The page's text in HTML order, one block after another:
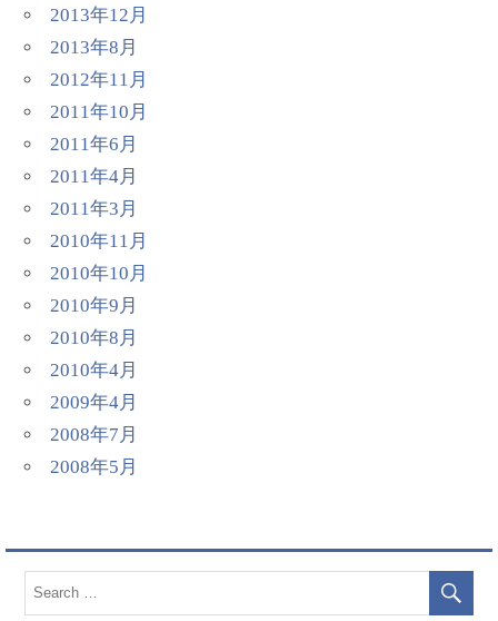
2013年12月
2013年8月
2012年11月
2011年10月
2011年6月
2011年4月
2011年3月
2010年11月
2010年10月
2010年9月
2010年8月
2010年4月
2009年4月
2008年7月
2008年5月